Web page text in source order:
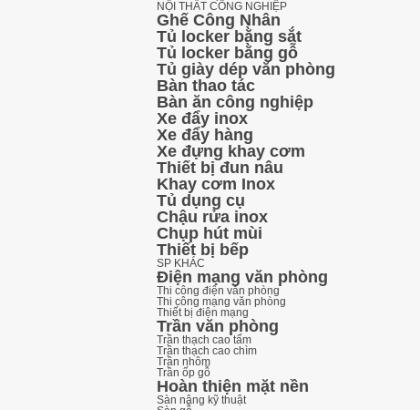
NỘI THẤT CÔNG NGHIỆP
Ghế Công Nhân
Tủ locker bằng sắt
Tủ locker bằng gỗ
Tủ giày dép văn phòng
Bàn thao tác
Bàn ăn công nghiệp
Xe đẩy inox
Xe đẩy hàng
Xe đựng khay cơm
Thiết bị đun nâu
Khay cơm Inox
Tủ dụng cụ
Chậu rửa inox
Chụp hút mùi
Thiết bị bếp
SP KHÁC
Điện mạng văn phòng
Thi công điện văn phòng
Thi công mạng văn phòng
Thiết bị điện mạng
Trần văn phòng
Trần thạch cao tấm
Trần thạch cao chìm
Trần nhôm
Trần ốp gỗ
Hoàn thiện mặt nền
Sàn nâng kỹ thuật